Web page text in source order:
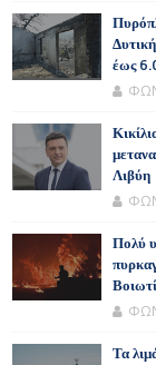
έως
Λιβύη
Πολύ
Τα